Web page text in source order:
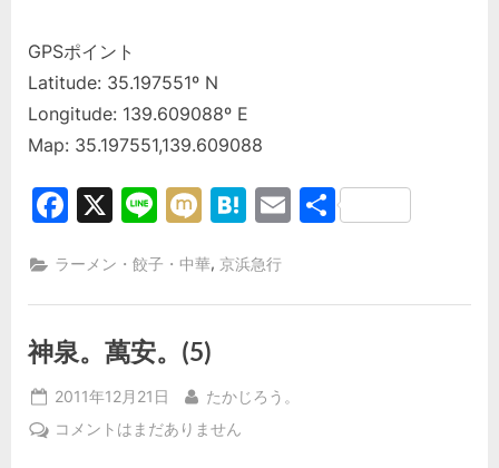
GPSポイント
Latitude: 35.197551º N
Longitude: 139.609088º E
Map: 35.197551,139.609088
Facebook
X LineMixiHatena
Email
共
ラーメン・餃子・中華, 京浜急行
神泉。萬安。(5)
Posted
on
2011年12月21日 By
たかじろう。
神
コメントはまだありません